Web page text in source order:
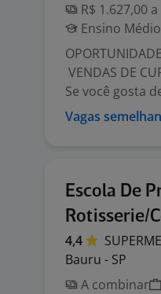
R$ 1.627,00
Ensino
VENDAS DE
Se você gosta
Vagas
Escola De
Rotisserie/
4,4
Bauru - SP
A combinar